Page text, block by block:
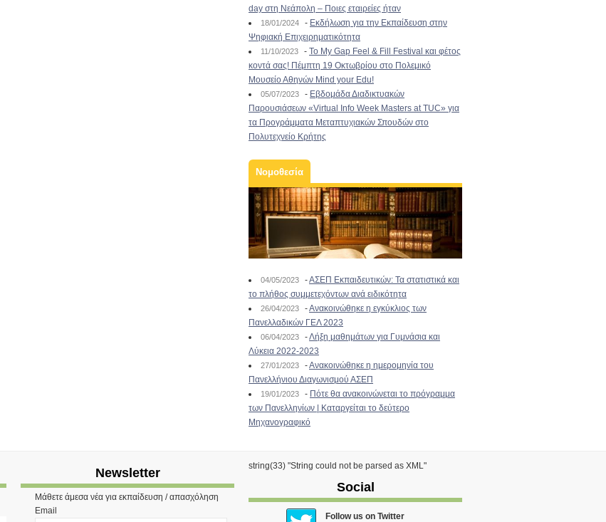
day στη Νεάπολη – Ποιες εταιρείες ήταν
18/01/2024 - Εκδήλωση για την Εκπαίδευση στην
Ψηφιακή Επιχειρηματικότητα
11/10/2023 - To My Gap Feel & Fill Festival και φέτος
κοντά σας! Πέμπτη 19 Οκτωβρίου στο Πολεμικό
Μουσείο Αθηνών Mind your Edu!
05/07/2023 - Εβδομάδα Διαδικτυακών
Παρουσιάσεων «Virtual Info Week Masters at TUC» για
τα Προγράμματα Μεταπτυχιακών Σπουδών στο
Πολυτεχνείο Κρήτης
Νομοθεσία
04/05/2023 -ΑΣΕΠ Εκπαιδευτικών: Τα στατιστικά και
το πλήθος συμμετεχόντων ανά ειδικότητα
26/04/2023 -Ανακοινώθηκε η εγκύκλιος των
Πανελλαδικών ΓΕΛ 2023
06/04/2023 -Λήξη μαθημάτων για Γυμνάσια και
Λύκεια 2022-2023
27/01/2023 -Ανακοινώθηκε η ημερομηνία του
Πανελλήνιου Διαγωνισμού ΑΣΕΠ
19/01/2023 - Πότε θα ανακοινώνεται το πρόγραμμα
των Πανελληνίων | Καταργείται το δεύτερο
Μηχανογραφικό
Newsletter
Μάθετε άμεσα νέα για εκπαίδευση / απασχόληση
Email
string(33) "String could not be parsed as XML"
Social
Follow us on Twitter